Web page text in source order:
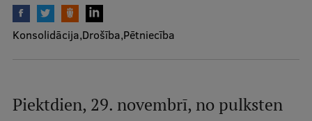
Vakances
izvēlne
Konsolidācija Drošība Pētniecība
Piektdien, 29. novembrī, no pulksten